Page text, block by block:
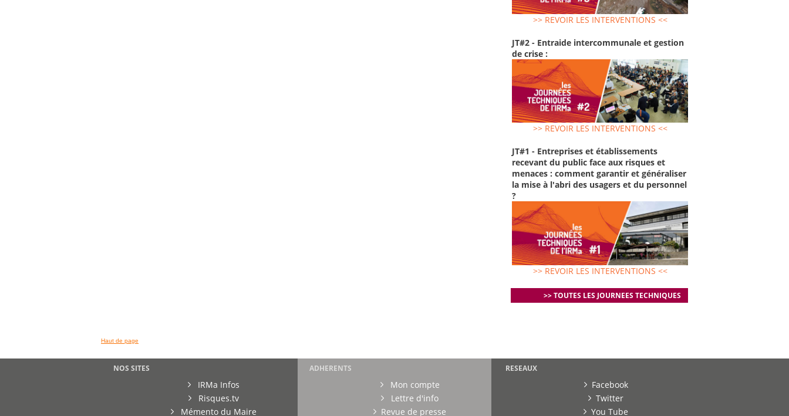
>> REVOIR LES INTERVENTIONS <<
JT#2 - Entraide intercommunale et gestion
de crise :
>> REVOIR LES INTERVENTIONS <<
JT#1 - Entreprises et établissements
recevant du public face aux risques et
menaces : comment garantir et généraliser
la mise à l'abri des usagers et du personnel
?
>> REVOIR LES INTERVENTIONS <<
>> TOUTES LES JOURNEES TECHNIQUES
Haut de page
NOS SITES
IRMa Infos
Risques.tv
Mémento du Maire
ADHERENTS
Mon compte
Lettre d'info
Revue de presse
RESEAUX
Facebook
Twitter
You Tube